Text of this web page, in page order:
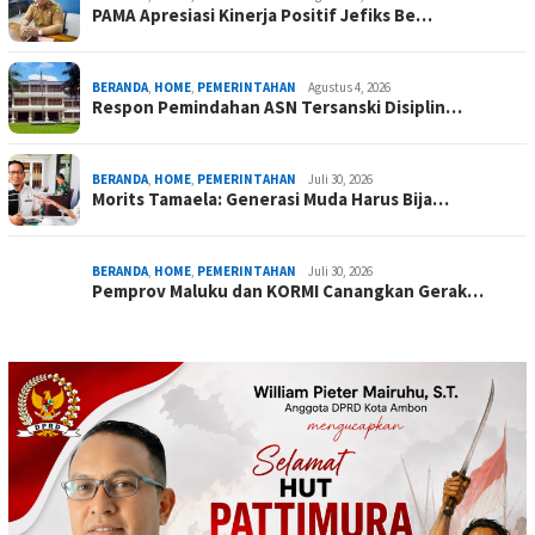
PAMA Apresiasi Kinerja Positif Jefiks Be…
BERANDA, HOME, PEMERINTAHAN Agustus 4, 2026
Respon Pemindahan ASN Tersanski Disiplin…
BERANDA, HOME, PEMERINTAHAN Juli 30, 2026
Morits Tamaela: Generasi Muda Harus Bija…
BERANDA, HOME, PEMERINTAHAN Juli 30, 2026
Pemprov Maluku dan KORMI Canangkan Gerak…